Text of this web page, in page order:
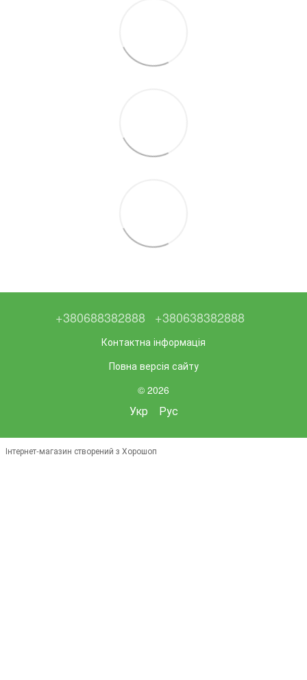
+380688382888 +380638382888
Контактна інформація
Повна версія сайту
© 2026
Укр Рус
Інтернет-магазин створений з Хорошоп